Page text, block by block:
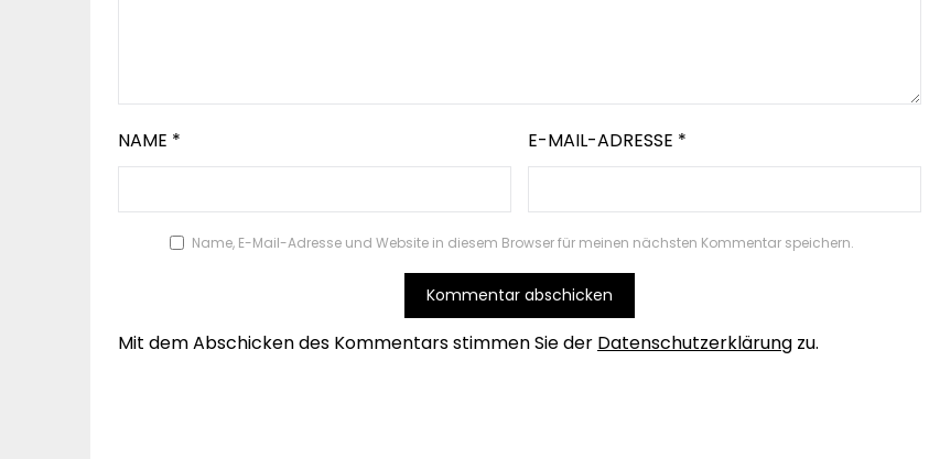
NAME * E-MAIL-ADRESSE *
Name, E-Mail-Adresse und Website in diesem Browser für meinen nächsten Kommentar speichern.
Mit dem Abschicken des Kommentars stimmen Sie der Datenschutzerklärung zu.